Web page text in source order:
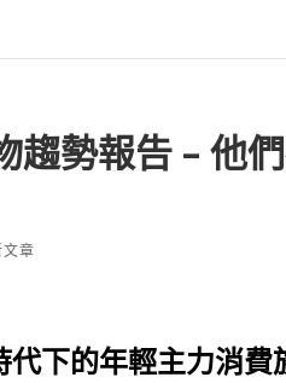
趨勢報告 – 他
章
下的年輕主力消費